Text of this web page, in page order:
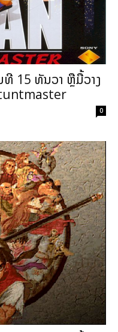
ທີ 15 ທັນວາ ຫຼືມື້ວາງ
0